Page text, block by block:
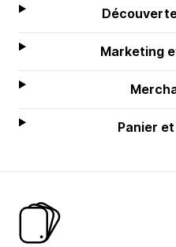
Marketing
Panier